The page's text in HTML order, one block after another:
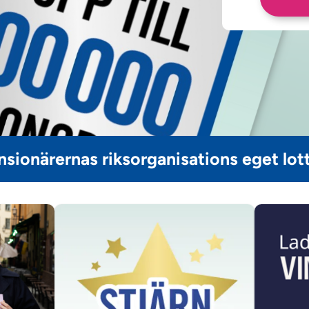
riksorganisations eget